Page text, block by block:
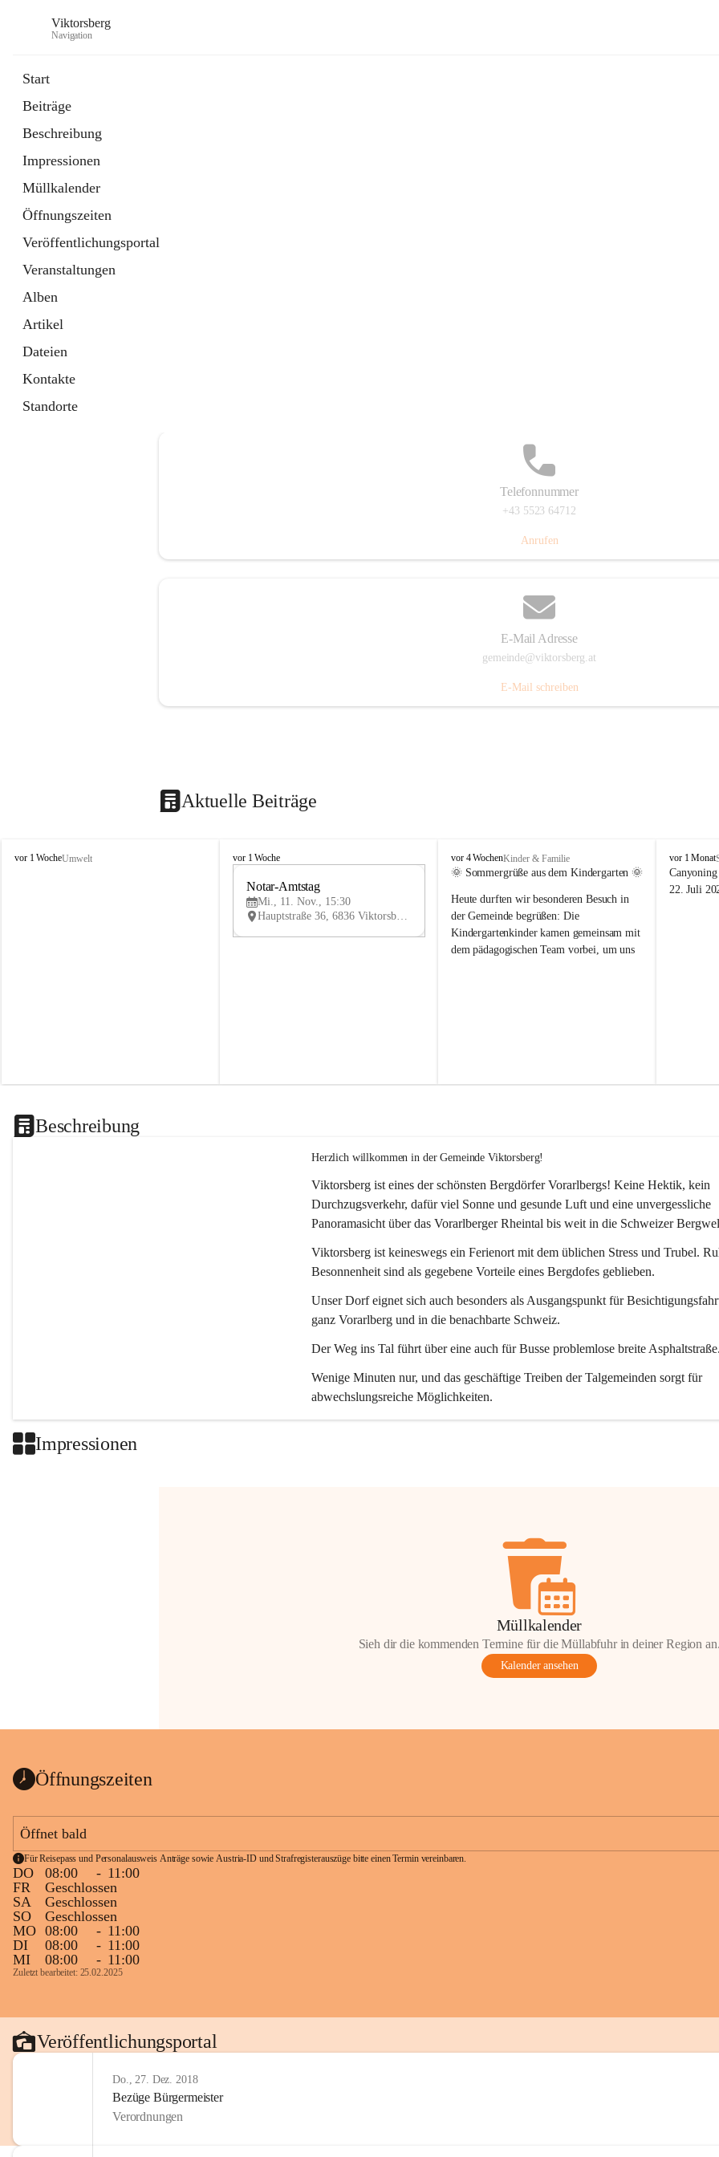
Viktorsberg
Navigation
Start
Beiträge
Beschreibung
Impressionen
Müllkalender
Öffnungszeiten
Veröffentlichungsportal
Veranstaltungen
Alben
Artikel
Dateien
Kontakte
Standorte
Telefonnummer
+43 5523 64712
Anrufen
E-Mail Adresse
gemeinde@viktorsberg.at
E-Mail schreiben
Aktuelle Beiträge
V
vor 1 WocheUmwelt
V
vor 1 Woche
V
Notar-Amtstag
Mi., 11. Nov., 15:30
Hauptstraße 36, 6836 Viktorsberg, AUT
V
i
t
o
r
s
vor 4 WochenKinder & Familie
🌞 Sommergrüße aus dem Kindergarten 🌞
Heute durften wir besonderen Besuch in
der Gemeinde begrüßen: Die
Kindergartenkinder kamen gemeinsam mit
dem pädagogischen Team vorbei, um uns
V
i
k
vor 1 Monat
22. Juli
Beschreibung
Herzlich willkommen in der Gemeinde Viktorsberg!
Viktorsberg ist eines der schönsten Bergdörfer Vorarlbergs! Keine Hektik, kein
Durchzugsverkehr, dafür viel Sonne und gesunde Luft und eine unvergessliche
Panoramasicht über das Vorarlberger Rheintal bis weit in die Schweizer
Viktorsberg ist keineswegs ein Ferienort mit dem üblichen Stress und Trubel.
Besonnenheit sind als gegebene Vorteile eines Bergdofes geblieben.
Unser Dorf eignet sich auch besonders als Ausgangspunkt für
ganz Vorarlberg und in die benachbarte Schweiz.
Der Weg ins Tal führt über eine auch für Busse problemlose breite
Wenige Minuten nur, und das geschäftige Treiben der Talgemeinden sorgt für
abwechslungsreiche Möglichkeiten.
Impressionen
Müllkalender
Sieh dir die kommenden Termine für die Müllabfuhr in deiner Region
Kalender ansehen
Öffnungszeiten
Öffnet bald
Für Reisepass und Personalausweis Anträge sowie Austria-ID und Strafregisterauszüge bitte einen Termin vereinbaren.
DO 08:00 - 11:00
FR
Geschlossen
SA
Geschlossen
SO
Geschlossen
MO 08:00 - 11:00
DI
08:00 - 11:00
MI
08:00 - 11:00
Zuletzt bearbeitet: 25.02.2025
Veröffentlichungsportal
Do., 27. Dez. 2018
Bezüge Bürgermeister
Verordnungen